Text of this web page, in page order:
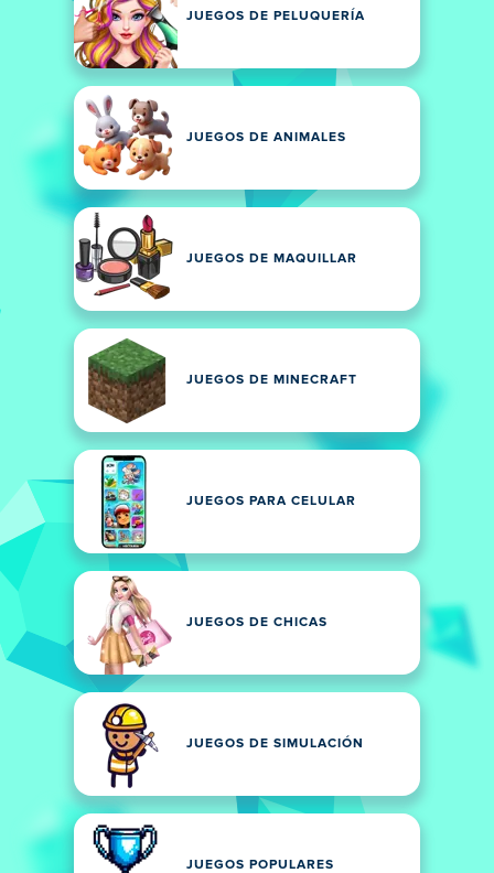
JUEGOS DE PELUQUERÍA
JUEGOS DE ANIMALES
JUEGOS DE MAQUILLAR
JUEGOS DE MINECRAFT
JUEGOS PARA CELULAR
JUEGOS DE CHICAS
JUEGOS DE SIMULACIÓN
JUEGOS POPULARES